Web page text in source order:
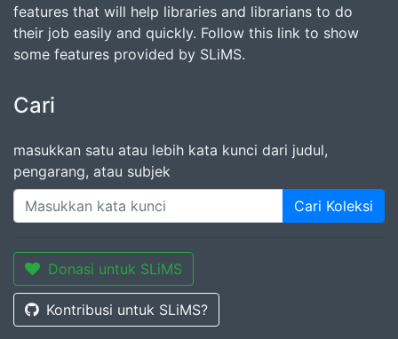
features that will help libraries and librarians to do
their job easily and quickly. Follow this link to show
some features provided by SLiMS.
Cari
masukkan satu atau lebih kata kunci dari judul,
pengarang, atau subjek
Cari Koleksi
Donasi untuk SLiMS
Kontribusi untuk SLiMS?